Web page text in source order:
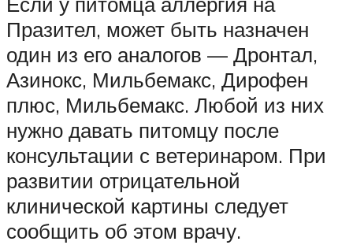
Празител, может быть назначен
один из его аналогов — Дронтал,
Азинокс, Мильбемакс, Дирофен
плюс, Мильбемакс. Любой из них
нужно давать питомцу после
консультации с ветеринаром. При
развитии отрицательной
клинической картины следует
сообщить об этом врачу.